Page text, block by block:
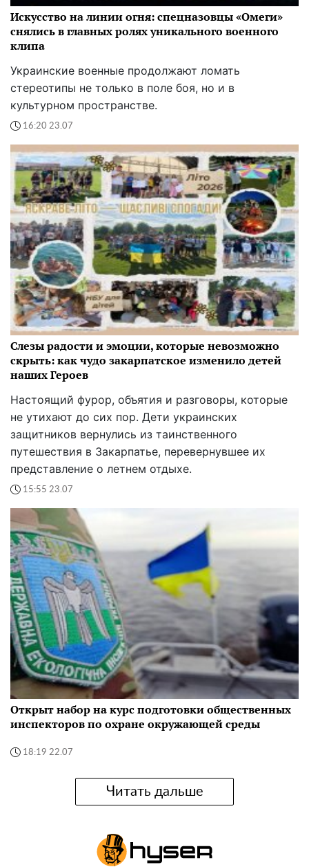
Искусство на линии огня: спецназовцы «Омеги»
снялись в главных ролях уникального военного
клипа
Украинские военные продолжают ломать
стереотипы не только в поле боя, но и в
культурном пространстве.
16:20 23.07
Слезы радости и эмоции, которые невозможно
скрыть: как чудо закарпатское изменило детей
наших Героев
Настоящий фурор, объятия и разговоры, которые
не утихают до сих пор. Дети украинских
защитников вернулись из таинственного
путешествия в Закарпатье, перевернувшее их
представление о летнем отдыхе.
15:55 23.07
Открыт набор на курс подготовки общественных
инспекторов по охране окружающей среды
18:19 22.07
Читать дальше